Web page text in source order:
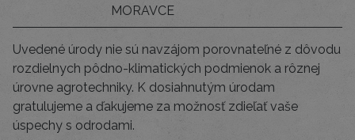
MORAVCE
Uvedené úrody nie sú navzájom porovnateľné z dôvodu
rozdielnych pôdno-klimatických podmienok a rôznej
úrovne agrotechniky. K dosiahnutým úrodam
gratulujeme a ďakujeme za možnosť zdieľať vaše
úspechy s odrodami.